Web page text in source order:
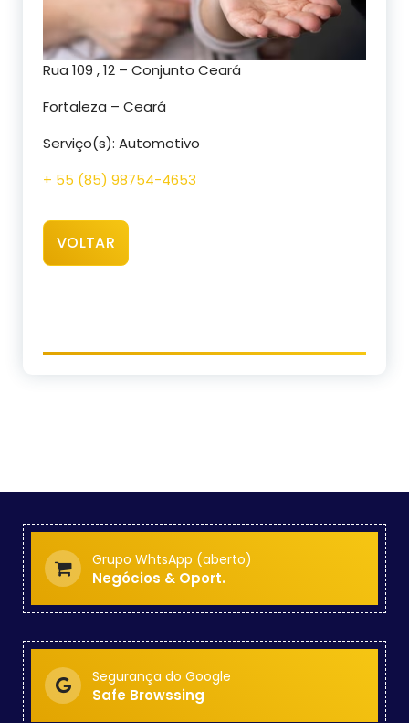
Rua 109 , 12 – Conjunto Ceará
Fortaleza – Ceará
Serviço(s): Automotivo
+ 55 (85) 98754-4653
VOLTAR
Grupo WhtsApp (aberto)
Negócios & Oport.
Segurança do Google
Safe Browssing